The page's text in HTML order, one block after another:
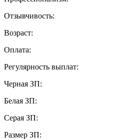
Отзывчивость:
Возраст:
Оплата:
Регулярность выплат:
Черная ЗП:
Белая ЗП:
Серая ЗП:
Размер ЗП: